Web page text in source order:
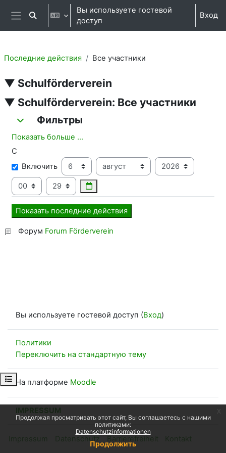
Перейти к основному содержанию
Продолжая просматривать этот сайт, Вы соглашаетесь с нашими
политиками:
Datenschutzinformationen
Продолжить
Боковая панель
Изменить данные поисковой строки
Вы используете гостевой
доступ
Вход
Открыть оглавление курса
Последние действия Все участники
▼ Schulförderverein
▼ Schulförderverein: Все участники
Фильтры
ФильтрыФильтры
Показать больше ...
С
С Включить День Месяц Год
Час Минута
Форум Forum Förderverein
Вы используете гостевой доступ (Вход)
Политики
Переключить на стандартную тему
На платформе Moodle
IMPRESSUM
Impressum Datenschutz Barrierefreiheit Kontakt